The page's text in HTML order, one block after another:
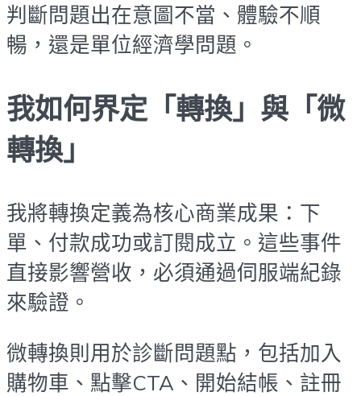
判斷問題出在意圖不當、體驗不順
暢，還是單位經濟學問題。
我如何界定「轉換」與「微
轉換」
我將轉換定義為核心商業成果：下
單、付款成功或訂閱成立。這些事件
直接影響營收，必須通過伺服端紀錄
來驗證。
微轉換則用於診斷問題點，包括加入
購物車、點擊CTA、開始結帳、註冊